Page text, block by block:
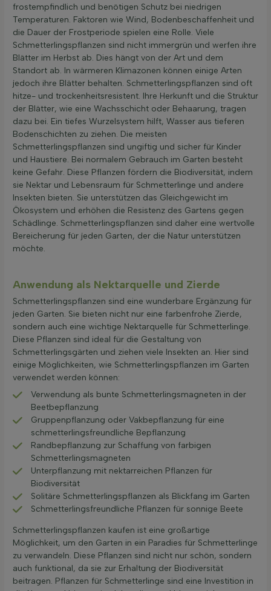
frostempfindlich und benötigen Schutz bei niedrigen
Temperaturen. Faktoren wie Wind, Bodenbeschaffenheit und
die Dauer der Frostperiode spielen eine Rolle. Viele
Schmetterlingspflanzen sind nicht immergrün und werfen ihre
Blätter im Herbst ab. Dies hängt von der Art und dem
Standort ab. In wärmeren Klimazonen können einige Arten
jedoch ihre Blätter behalten. Schmetterlingspflanzen sind oft
hitze- und trockenheitsresistent. Ihre Herkunft und die Struktur
der Blätter, wie eine Wachsschicht oder Behaarung, tragen
dazu bei. Ein tiefes Wurzelsystem hilft, Wasser aus tieferen
Bodenschichten zu ziehen. Die meisten
Schmetterlingspflanzen sind ungiftig und sicher für Kinder
und Haustiere. Bei normalem Gebrauch im Garten besteht
keine Gefahr. Diese Pflanzen fördern die Biodiversität, indem
sie Nektar und Lebensraum für Schmetterlinge und andere
Insekten bieten. Sie unterstützen das Gleichgewicht im
Ökosystem und erhöhen die Resistenz des Gartens gegen
Schädlinge. Schmetterlingspflanzen sind daher eine wertvolle
Bereicherung für jeden Garten, der die Natur unterstützen
möchte.
Anwendung als Nektarquelle und Zierde
Schmetterlingspflanzen sind eine wunderbare Ergänzung für
jeden Garten. Sie bieten nicht nur eine farbenfrohe Zierde,
sondern auch eine wichtige Nektarquelle für Schmetterlinge.
Diese Pflanzen sind ideal für die Gestaltung von
Schmetterlingsgärten und ziehen viele Insekten an. Hier sind
einige Möglichkeiten, wie Schmetterlingspflanzen im Garten
verwendet werden können:
Verwendung als bunte Schmetterlingsmagneten in der
Beetbepflanzung
Gruppenpflanzung oder Vakbepflanzung für eine
schmetterlingsfreundliche Bepflanzung
Randbepflanzung zur Schaffung von farbigen
Schmetterlingsmagneten
Unterpflanzung mit nektarreichen Pflanzen für
Biodiversität
Solitäre Schmetterlingspflanzen als Blickfang im Garten
Schmetterlingsfreundliche Pflanzen für sonnige Beete
Schmetterlingspflanzen kaufen ist eine großartige
Möglichkeit, um den Garten in ein Paradies für Schmetterlinge
zu verwandeln. Diese Pflanzen sind nicht nur schön, sondern
auch funktional, da sie zur Erhaltung der Biodiversität
beitragen. Pflanzen für Schmetterlinge sind eine Investition in